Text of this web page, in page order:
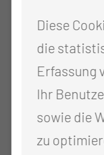
zytochemie
Material mit
Diese
die
Erfassung
Ihr
sowie die
zu